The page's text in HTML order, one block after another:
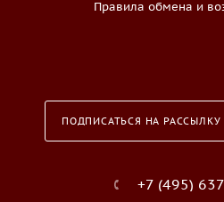
Правила обмена и
ПОДПИСАТЬСЯ НА РАССЫЛКУ
+7 (495)